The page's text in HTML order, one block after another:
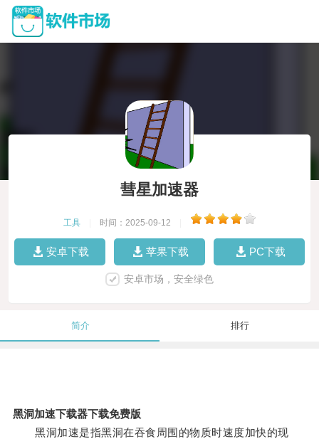
彗星加速器
工具 时间：2025-09-12
安卓下载 苹果下载 PC下载
安卓市场，安全绿色
简介 排行
黑洞加速下载器下载免费版
黑洞加速是指黑洞在吞食周围的物质时速度加快的现